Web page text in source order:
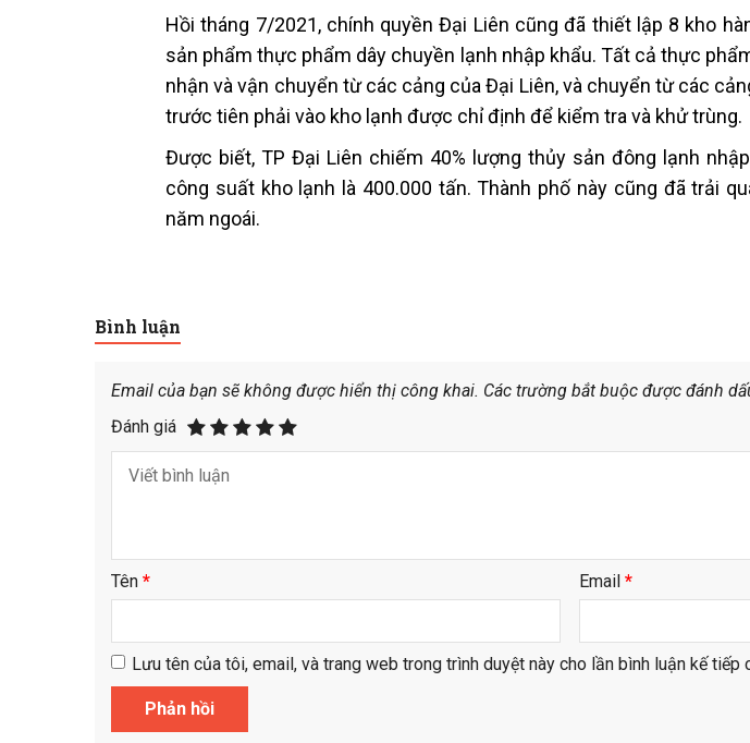
Hồi tháng 7/2021, chính quyền Đại Liên cũng đã thiết lập 8 kho
sản phẩm thực phẩm dây chuyền lạnh nhập khẩu. Tất cả thực
nhận và vận chuyển từ các cảng của Đại Liên, và chuyển từ các
trước tiên phải vào kho lạnh được chỉ định để kiểm tra và khử trùng.
Được biết, TP Đại Liên chiếm 40% lượng thủy sản đông lạnh
công suất kho lạnh là 400.000 tấn. Thành phố này cũng đã trải
năm ngoái.
Bình luận
Email của bạn sẽ không được hiển thị công khai. Các trường bắt buộc được đánh
Đánh giá
Tên * Email*
Lưu tên của tôi, email, và trang web trong trình duyệt này cho lần bình luận kế tiếp